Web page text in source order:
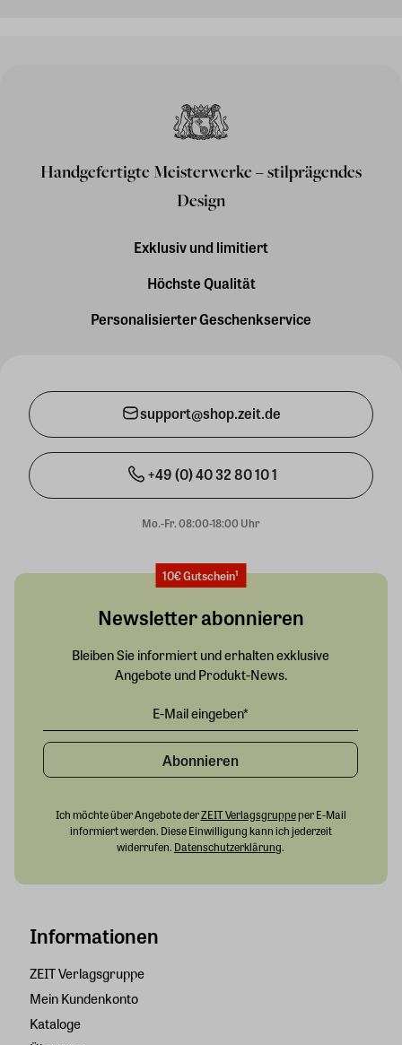
Handgefertigte Meisterwerke – stilprägendes
Design
Exklusiv und limitiert
Höchste Qualität
Personalisierter Geschenkservice
support@shop.zeit.de
+49 (0) 40 32 80 10 1
Mo.-Fr. 08:00-18:00 Uhr
Informationen
ZEIT Verlagsgruppe
Mein Kundenkonto
Kataloge
10€ Gutschein¹
Newsletter abonnieren
Bleiben Sie informiert und erhalten exklusive
Angebote und Produkt-News.
Abonnieren
Ich möchte über Angebote derZEIT Verlagsgruppeper E-Mail
informiert werden. Diese Einwilligung kann ich jederzeit
widerrufen. Datenschutzerklärung.